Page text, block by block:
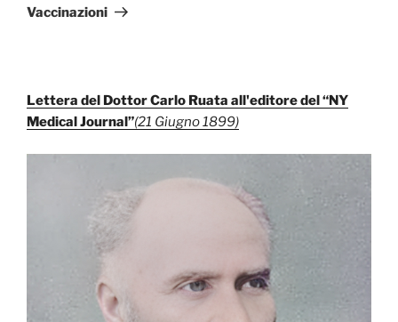
Vaccinazioni
Lettera del Dottor Carlo Ruata all'editore del “NY
Medical Journal”(21 Giugno 1899)